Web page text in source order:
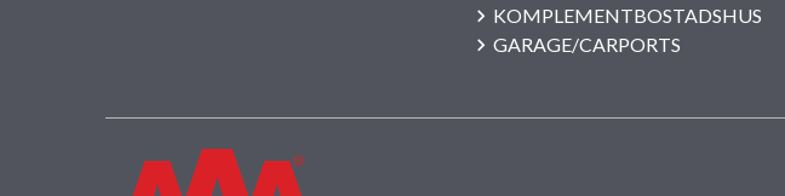
KOMPLEMENTBOSTADSHUS
GARAGE/CARPORTS